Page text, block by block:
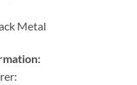
Metal